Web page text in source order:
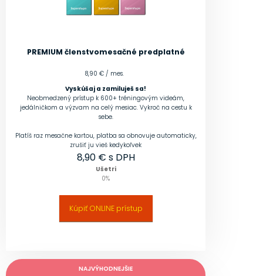
PREMIUM členstvomesačné predplatné
8,90 € / mes.
Vyskúšaj a zamiluješ sa!
Neobmedzený prístup k 600+ tréningovým videám,
jedálničkom a výzvam na celý mesiac. Vykroč na cestu k
sebe.
Platíš raz mesačne kartou, platba sa obnovuje automaticky,
zrušiť ju vieš kedykoľvek
8,90€ s DPH
Ušetri
0%
Kúpiť ONLINE prístup
NAJVÝHODNEJŠIE